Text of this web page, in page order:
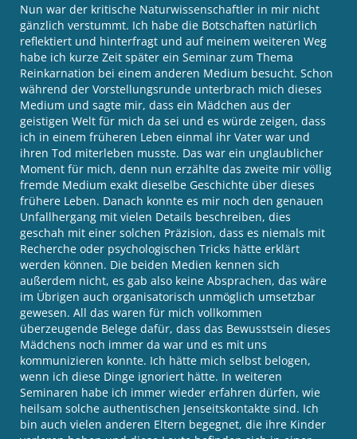
Nun war der kritische Naturwissenschaftler in mir nicht
gänzlich verstummt. Ich habe die Botschaften natürlich
reflektiert und hinterfragt und auf meinem weiteren Weg
habe ich kurze Zeit später ein Seminar zum Thema
Reinkarnation bei einem anderen Medium besucht. Schon
während der Vorstellungsrunde unterbrach mich dieses
Medium und sagte mir, dass ein Mädchen aus der
geistigen Welt für mich da sei und es würde zeigen, dass
ich in einem früheren Leben einmal ihr Vater war und
ihren Tod miterleben musste. Das war ein unglaublicher
Moment für mich, denn nun erzählte das zweite mir völlig
fremde Medium exakt dieselbe Geschichte über dieses
frühere Leben. Danach konnte es mir noch den genauen
Unfallhergang mit vielen Details beschreiben, dies
geschah mit einer solchen Präzision, dass es niemals mit
Recherche oder psychologischen Tricks hätte erklärt
werden können. Die beiden Medien kennen sich
außerdem nicht, es gab also keine Absprachen, das wäre
im Übrigen auch organisatorisch unmöglich umsetzbar
gewesen. All das waren für mich vollkommen
überzeugende Belege dafür, dass das Bewusstsein dieses
Mädchens noch immer da war und es mit uns
kommunizieren konnte. Ich hätte mich selbst belogen,
wenn ich diese Dinge ignoriert hätte. In weiteren
Seminaren habe ich immer wieder erfahren dürfen, wie
heilsam solche authentischen Jenseitskontakte sind. Ich
bin auch vielen anderen Eltern begegnet, die ihre Kinder